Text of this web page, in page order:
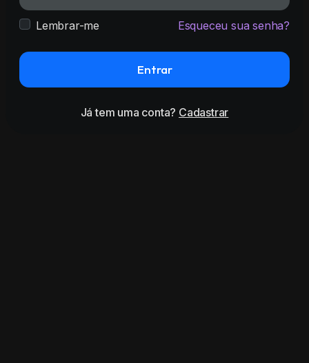
Lembrar-me Esqueceu sua senha?
Entrar
Já tem uma conta? Cadastrar